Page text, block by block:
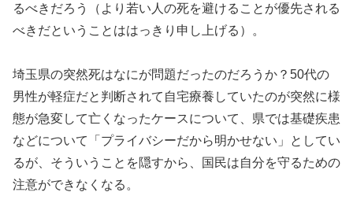
るべきだろう（より若い人の死を避けることが優先される
べきだということははっきり申し上げる）。
埼玉県の突然死はなにが問題だったのだろうか？50代の
男性が軽症だと判断されて自宅療養していたのが突然に様
態が急変して亡くなったケースについて、県では基礎疾患
などについて「プライバシーだから明かせない」としてい
るが、そういうことを隠すから、国民は自分を守るための
注意ができなくなる。